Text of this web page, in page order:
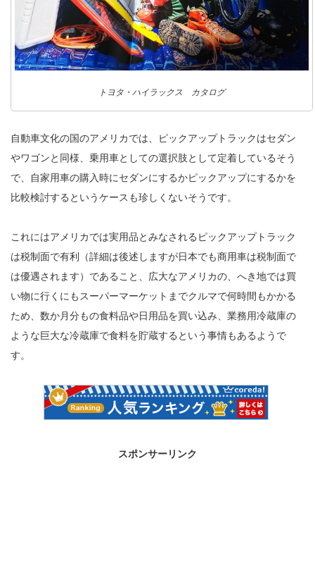
トヨタ・ハイラックス カタログ
自動車文化の国のアメリカでは、ピックアップトラックはセダン
やワゴンと同様、乗用車としての選択肢として定着しているそう
で、自家用車の購入時にセダンにするかピックアップにするかを
比較検討するというケースも珍しくないそうです。
これにはアメリカでは実用品とみなされるピックアップトラック
は税制面で有利（詳細は後述しますが日本でも商用車は税制面で
は優遇されます）であること、広大なアメリカの、へき地では買
い物に行くにもスーパーマーケットまでクルマで何時間もかかる
ため、数か月分もの食料品や日用品を買い込み、業務用冷蔵庫の
ような巨大な冷蔵庫で食料を貯蔵するという事情もあるようで
す。
スポンサーリンク